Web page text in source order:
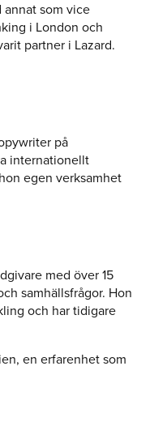
annat som vice
i London och
partner i Lazard.
på
internationellt
egen verksamhet
med över 15
samhällsfrågor. Hon
och har tidigare
en erfarenhet som